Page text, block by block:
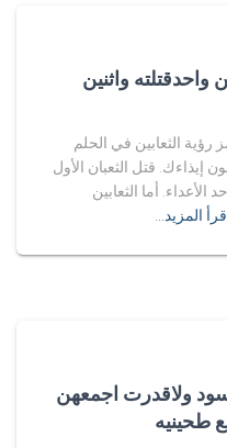
واثنين
رؤية الثعابين في الحلم
إيذاءك. قتل الثعبان الأول
أما الثعابين
المزيد…
ولاقدرت اجمعهن
طحينيه